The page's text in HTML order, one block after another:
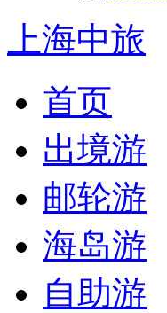
上海中旅
首页
出境游
邮轮游
海岛游
自助游